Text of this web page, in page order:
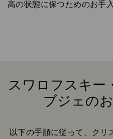
高の状態に保つためのお手
スワロフスキー
ブジェの
以下の手順に従って、クリ